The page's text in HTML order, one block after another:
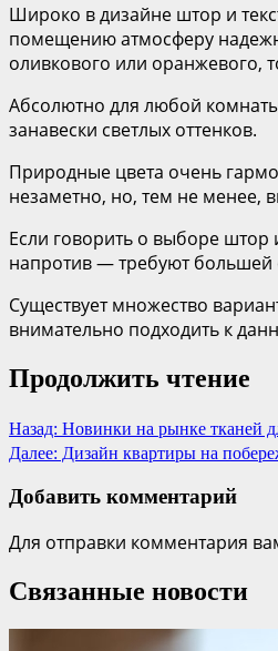
Широко в дизайне штор и
помещению атмосферу
оливкового или оранжевого,
Абсолютно для любой
занавески светлых оттенков.
Природные цвета очень
незаметно, но, тем не менее,
Если говорить о выборе штор
напротив — требуют большей
Существует множество
внимательно подходить к
Продолжить чтение
Назад: Новинки на рынке тканей
Далее: Дизайн квартиры на
Добавить комментарий
Для отправки комментария
Связанные новости